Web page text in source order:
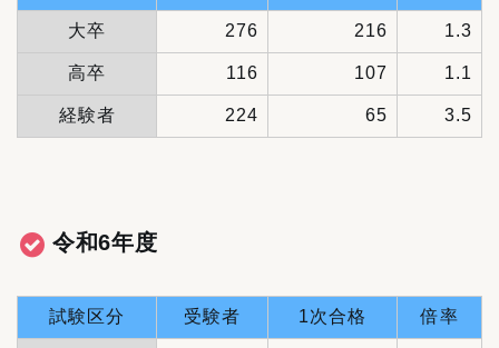
大卒 276 216 1.3
高卒 116 107 1.1
経験者 224 65 3.5
令和6年度
試験区分 受験者 1次合格 倍率